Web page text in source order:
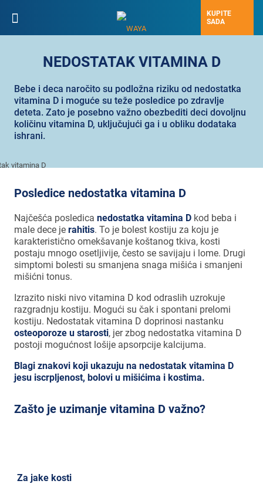
KUPITE
SADA
NEDOSTATAK VITAMINA D
Bebe i deca naročito su podložna riziku od nedostatka
vitamina D i moguće su teže posledice po zdravlje
deteta. Zato je posebno važno obezbediti deci dovoljnu
količinu vitamina D, uključujući ga i u obliku dodataka
ishrani.
Posledice nedostatka vitamina D
Najčešća posledica nedostatka vitamina Dkod beba i
male dece je rahitis. To je bolest kostiju za koju je
karakteristično omekšavanje koštanog tkiva, kosti
postaju mnogo osetljivije, često se savijaju i lome. Drugi
simptomi bolesti su smanjena snaga mišića i smanjeni
mišićni tonus.
Izrazito niski nivo vitamina D kod odraslih uzrokuje
razgradnju kostiju. Mogući su čak i spontani prelomi
kostiju. Nedostatak vitamina D doprinosi nastanku
osteoporoze u starosti, jer zbog nedostatka vitamina D
postoji mogućnost lošije apsorpcije kalcijuma.
Blagi znakovi koji ukazuju na nedostatak vitamina D
jesu iscrpljenost, bolovi u mišićima i kostima.
Zašto je uzimanje vitamina D važno?
Za jake kosti